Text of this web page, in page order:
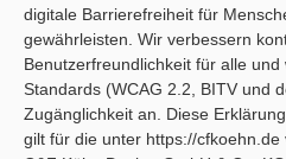
digitale Barrierefreiheit für
gewährleisten. Wir verbessern
Benutzerfreundlichkeit für alle
Standards (WCAG 2.2, BITV und
Zugänglichkeit an. Diese
gilt für die unter https://